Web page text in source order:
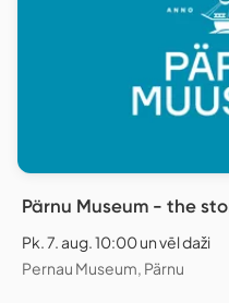
Pärnu Museum - the
Pk. 7. aug. 10:00 un vēl daži
Pernau Museum, Pärnu